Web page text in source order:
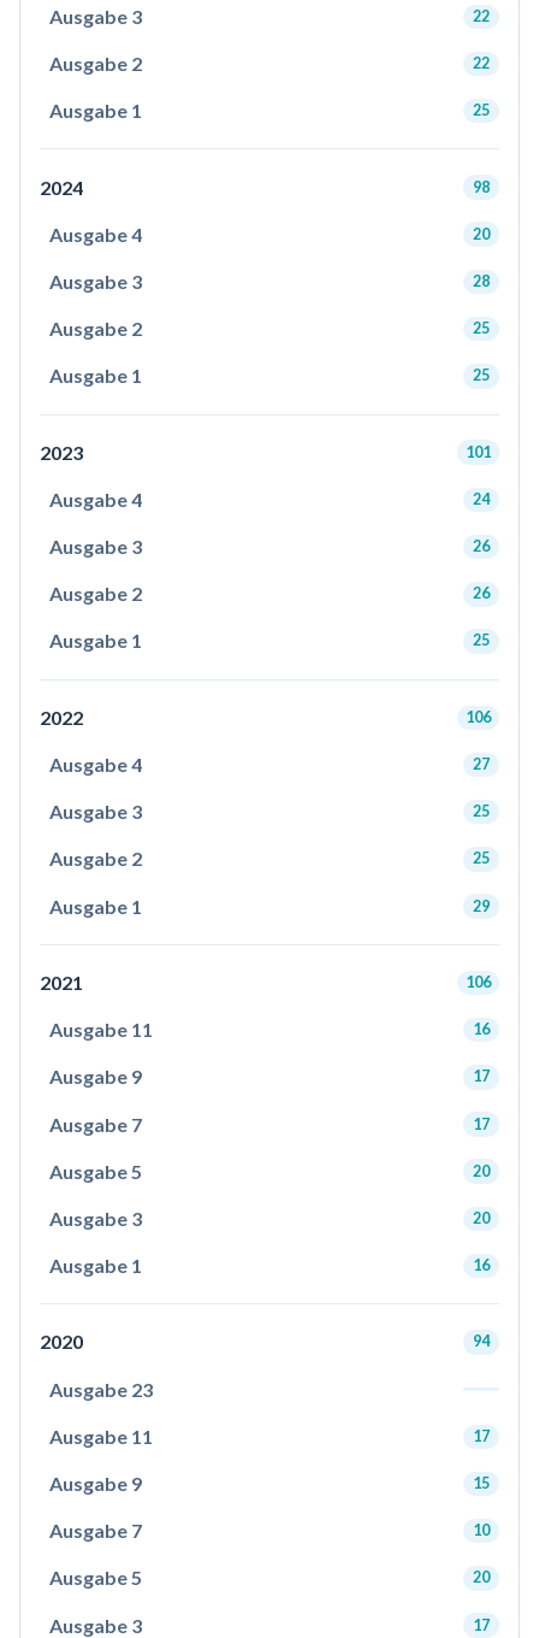
Ausgabe 3 22
Ausgabe 2 22
Ausgabe 1 25
2024 98
Ausgabe 4 20
Ausgabe 3 28
Ausgabe 2 25
Ausgabe 1 25
2023 101
Ausgabe 4 24
Ausgabe 3 26
Ausgabe 2 26
Ausgabe 1 25
2022 106
Ausgabe 4 27
Ausgabe 3 25
Ausgabe 2 25
Ausgabe 1 29
2021 106
Ausgabe 11 16
Ausgabe 9 17
Ausgabe 7 17
Ausgabe 5 20
Ausgabe 3 20
Ausgabe 1 16
2020 94
Ausgabe 23
Ausgabe 11 17
Ausgabe 9 15
Ausgabe 7 10
Ausgabe 5 20
Ausgabe 3 17